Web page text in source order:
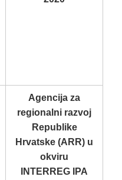
Agencija za
regionalni razvoj
Republike
Hrvatske (ARR) u
okviru
INTERREG IPA